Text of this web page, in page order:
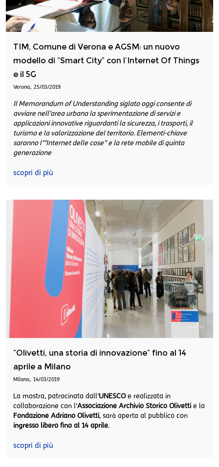
TIM, Comune di Verona e AGSM: un nuovo
modello di “Smart City” con l’Internet Of Things
e il 5G
Verona, 25/03/2019
Il Memorandum of Understanding siglato oggi consente di
avviare nell’area urbana la sperimentazione di servizi e
applicazioni innovative riguardanti la sicurezza, i trasporti, il
turismo e la valorizzazione del territorio. Elementi-chiave
saranno l’”Internet delle cose” e la rete mobile di quinta
generazione
scopri di più
“Olivetti, una storia di innovazione” fino al 14
aprile a Milano
Milano, 14/03/2019
La mostra, patrocinata dall’UNESCOe realizzata in
collaborazione con l’Associazione Archivio Storico Olivetti e la
Fondazione Adriano Olivetti, sarà aperta al pubblico con
ingresso libero fino al 14 aprile.
scopri di più